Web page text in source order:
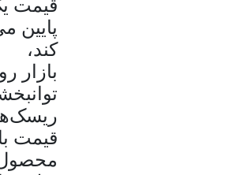
پایین
کند،
بازار
قیمت
محصول